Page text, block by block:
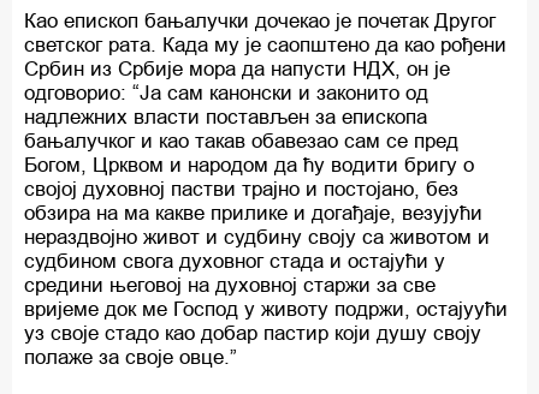
Као епископ бањалучки дочекао је почетак Другог
светског рата. Када му је саопштено да као рођени
Србин из Србије мора да напусти НДХ, он је
одговорио: “Ја сам канонски и законито од
надлежних власти постављен за епископа
бањалучког и као такав обавезао сам се пред
Богом, Црквом и народом да ћу водити бригу о
својој духовној пастви трајно и постојано, без
обзира на ма какве прилике и догађаје, везујући
нераздвојно живот и судбину своју са животом и
судбином свога духовног стада и остајући у
средини његовој на духовној старжи за све
вријеме док ме Господ у животу подржи, остајуући
уз своје стадо као добар пастир који душу своју
полаже за своје овце.”